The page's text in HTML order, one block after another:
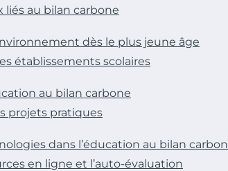
liés au bilan carbone
dès le plus jeune âge
établissements scolaires
au bilan carbone
projets pratiques
dans l’éducation au bilan
en ligne et l’auto-évaluation